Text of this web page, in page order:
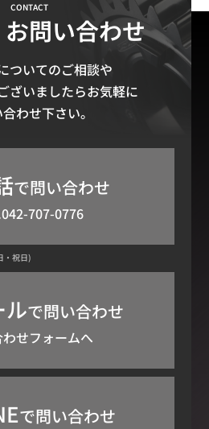
CONTACT
問い合わせ
ついてのご相談や
ざいましたらお気軽に
わせ下さい。
で問い合わせ
707-0776
・祝日)
ルで問い合わせ
せフォームへ
で問い合わせ